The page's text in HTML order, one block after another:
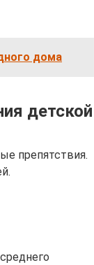
дома
детской
препятствия.